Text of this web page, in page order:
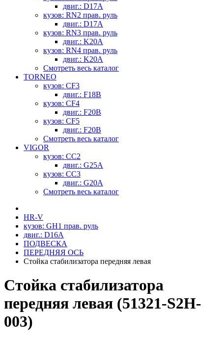
двиг.: D17A
кузов: RN2 прав. руль
двиг.: D17A
кузов: RN3 прав. руль
двиг.: K20A
кузов: RN4 прав. руль
двиг.: K20A
Смотреть весь каталог
TORNEO
кузов: CF3
двиг.: F18B
кузов: CF4
двиг.: F20B
кузов: CF5
двиг.: F20B
Смотреть весь каталог
VIGOR
кузов: CC2
двиг.: G25A
кузов: CC3
двиг.: G20A
Смотреть весь каталог
HR-V
кузов: GH1 прав. руль
двиг.: D16A
ПОДВЕСКА
ПЕРЕДНЯЯ ОСЬ
Стойка стабилизатора передняя левая
Стойка стабилизатора
передняя левая (51321-S2H-
003)